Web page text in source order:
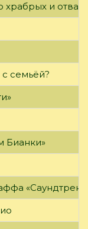
храбрых и
семьёй?
Бианки»
«Саундтреки